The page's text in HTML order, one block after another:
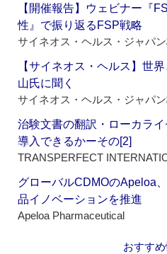
【開催報告】ウェビナー『
性』で振り返るFSP戦略
サイネオス・ヘルス・ジャパ
【サイネオス・ヘルス】世
山氏に聞く
サイネオス・ヘルス・ジャパ
治験文書の翻訳・ローカラ
導入できるかーその[2]
TRANSPERFECT
グローバルCDMOのApeloa
品イノベーションを推進
Apeloa Pharmaceutical
おすす